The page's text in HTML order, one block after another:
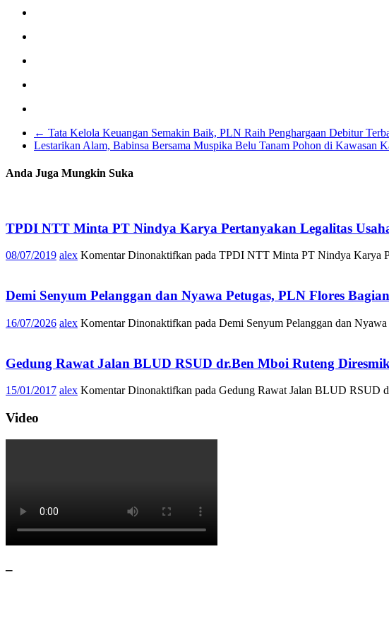
← Tata Kelola Keuangan Semakin Baik, PLN Raih Penghargaan Debitur
Lestarikan Alam, Babinsa Bersama Muspika Belu Tanam Pohon di Kawasan
Anda Juga Mungkin Suka
TPDI NTT Minta PT Nindya Karya Pertanyakan Legalitas
08/07/2019 alex Komentar Dinonaktifkan pada TPDI NTT Minta PT Nindya Karya
Demi Senyum Pelanggan dan Nyawa Petugas, PLN Flores
16/07/2026 alex Komentar Dinonaktifkan pada Demi Senyum Pelanggan dan
Gedung Rawat Jalan BLUD RSUD dr.Ben Mboi Ruteng
15/01/2017 alex Komentar Dinonaktifkan pada Gedung Rawat Jalan BLUD RSUD
Video
–